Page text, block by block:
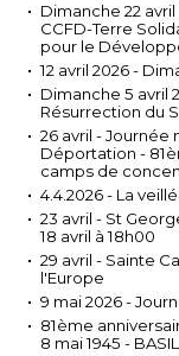
Dimanche 22
CCFD-Terre
pour le
12 avril 2026 -
Dimanche 5 avril
Résurrection du
26 avril - Journée
Déportation -
camps de
4.4.2026 - La
23 avril - St
18 avril à 18h00
29 avril - Sainte
l'Europe
9 mai 2026 -
81ème
8 mai 1945 -